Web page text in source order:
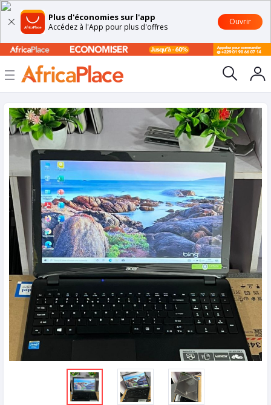
Plus d'économies sur l'app
Accédez à l'App pour plus d'offres
Ouvrir